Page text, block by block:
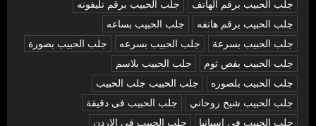
جلب الحبيب برقم الهاتف
جلب الحبيب برقم تليفونه
جلب الحبيب برقم هاتفه
جلب الحبيب بساعه
جلب الحبيب بسرعة
جلب الحبيب بسرعه
جلب الحبيب بصورة
جلب الحبيب بفص ثوم
جلب الحبيب بلاسم
جلب الحبيب بلصوره
جلب الحبيب جلب الحبيب
جلب الحبيب شيخ روحاني
جلب الحبيب فى دقيقة
جلب الحبيب في اسبانيا
جلب الحبيب في الاردن